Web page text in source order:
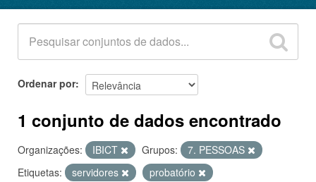
Organizações
Grupos
Sobre
Ordenar por
1 conjunto de dados encontrado
Organizações: IBICT Grupos:
7. PESSOAS
Etiquetas:
servidores
probatório